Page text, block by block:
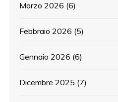
Marzo 2026 (6)
Febbraio 2026 (5)
Gennaio 2026 (6)
Dicembre 2025 (7)